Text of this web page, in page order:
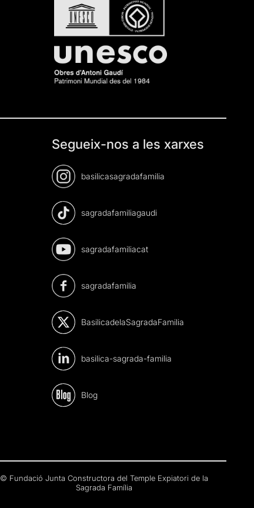
Segueix-nos a les xarxes
basilicasagradafamilia
sagradafamiliagaudi
sagradafamiliacat
sagradafamilia
BasilicadelaSagradaFamilia
basilica-sagrada-familia
Blog
© Fundació Junta Constructora del Temple Expiatori de la
Sagrada Família